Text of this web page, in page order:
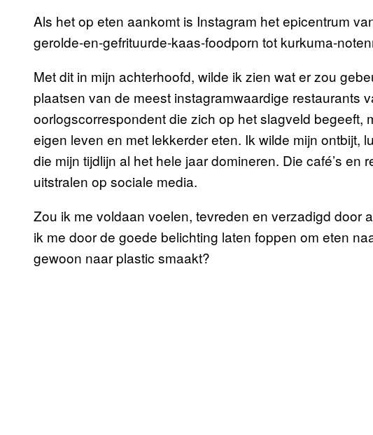
Als het op eten aankomt is Instagram het epicentrum
gerolde-en-gefrituurde-kaas-foodporn tot kurkuma-
Met dit in mijn achterhoofd, wilde ik zien wat er zou
plaatsen van de meest instagramwaardige restaurants
oorlogscorrespondent die zich op het slagveld begeeft,
eigen leven en met lekkerder eten. Ik wilde mijn ontbijt,
die mijn tijdlijn al het hele jaar domineren. Die café’s en
uitstralen op sociale media.
Zou ik me voldaan voelen, tevreden en verzadigd door
ik me door de goede belichting laten foppen om eten
gewoon naar plastic smaakt?